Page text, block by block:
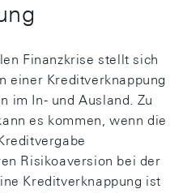
Finanzkrise stellt sich
einer Kreditverknappung
im In- und Ausland. Zu
es kommen, wenn die
Risikoaversion bei der
Kreditverknappung ist